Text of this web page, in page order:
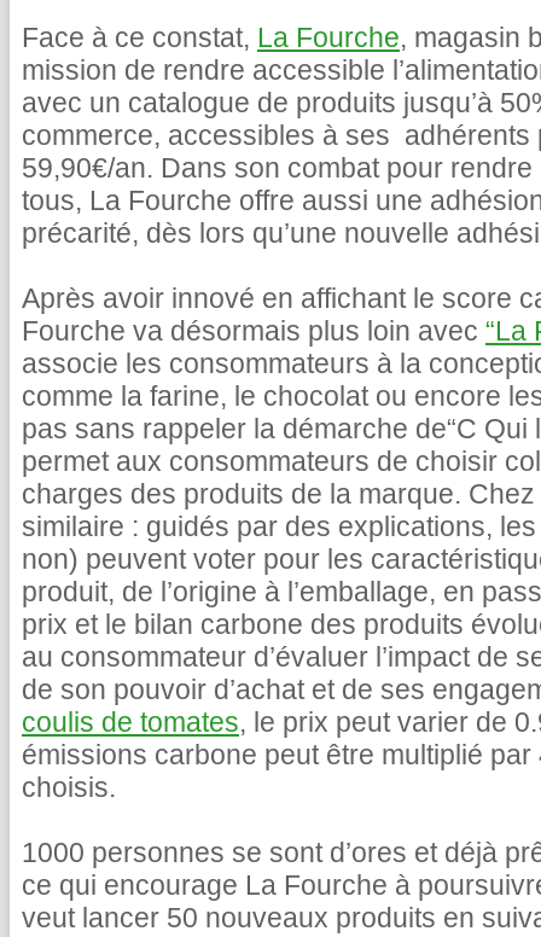
Face à ce constat, La Fourche, magasin
mission de rendre accessible
avec un catalogue de produits jusqu’à
commerce, accessibles à ses adhérents
59,90€/an. Dans son combat pour
tous, La Fourche offre aussi une
précarité, dès lors qu’une nouvelle
Après avoir innové en affichant le score
Fourche va désormais plus loin avec “La
associe les consommateurs à la
comme la farine, le chocolat ou encore
pas sans rappeler la démarche de“C Qui
permet aux consommateurs de choisir
charges des produits de la marque.
similaire : guidés par des explications,
non) peuvent voter pour les
produit, de l’origine à l’emballage, en
prix et le bilan carbone des produits
au consommateur d’évaluer l’impact de
de son pouvoir d’achat et de ses
coulis de tomates, le prix peut varier de
émissions carbone peut être multiplié
choisis.
1000 personnes se sont d’ores et déjà
ce qui encourage La Fourche à
veut lancer 50 nouveaux produits en